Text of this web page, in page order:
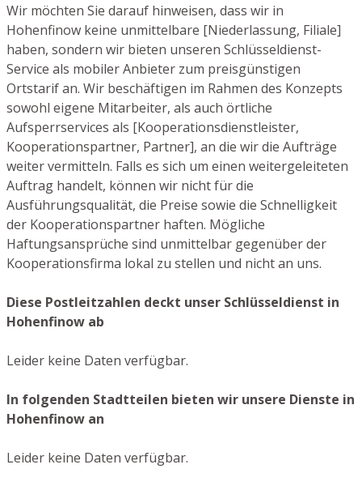
Wir möchten Sie darauf hinweisen, dass wir in
Hohenfinow keine unmittelbare [Niederlassung, Filiale]
haben, sondern wir bieten unseren Schlüsseldienst-
Service als mobiler Anbieter zum preisgünstigen
Ortstarif an. Wir beschäftigen im Rahmen des Konzepts
sowohl eigene Mitarbeiter, als auch örtliche
Aufsperrservices als [Kooperationsdienstleister,
Kooperationspartner, Partner], an die wir die Aufträge
weiter vermitteln. Falls es sich um einen weitergeleiteten
Auftrag handelt, können wir nicht für die
Ausführungsqualität, die Preise sowie die Schnelligkeit
der Kooperationspartner haften. Mögliche
Haftungsansprüche sind unmittelbar gegenüber der
Kooperationsfirma lokal zu stellen und nicht an uns.
Diese Postleitzahlen deckt unser Schlüsseldienst in
Hohenfinow ab
Leider keine Daten verfügbar.
In folgenden Stadtteilen bieten wir unsere Dienste in
Hohenfinow an
Leider keine Daten verfügbar.